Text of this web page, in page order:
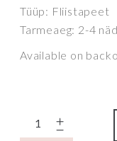
Tüüp: Fliistapeet
Tarmeaeg: 2-4
Available on
Quantity